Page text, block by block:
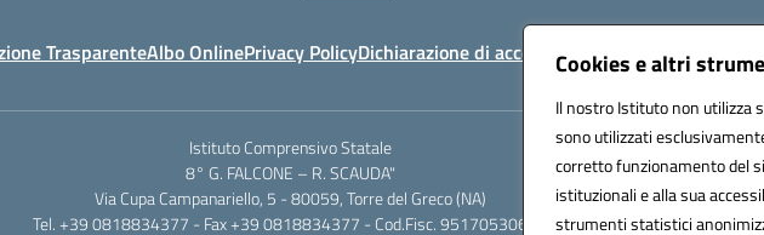
Cookies e altri
Il nostro Istituto non utilizza
sono utilizzati
corretto funzionamento del
istituzionali e alla sua
strumenti statistici
TrasparenteAlbo OnlinePrivacy PolicyDichiarazione di accessibilità Note legali
Istituto Comprensivo Statale
8° G. FALCONE – R. SCAUDA"
Via Cupa Campanariello, 5 - 80059, Torre del Greco (NA)
Tel. +39 0818834377 - Fax +39 0818834377 - Cod.Fisc. 95170530638